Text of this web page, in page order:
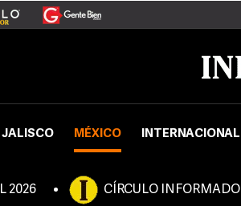
JALISCO MÉXICO INTERNACIONAL
2026 CÍRCULO